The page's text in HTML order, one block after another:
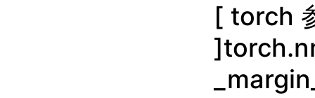
[ torch